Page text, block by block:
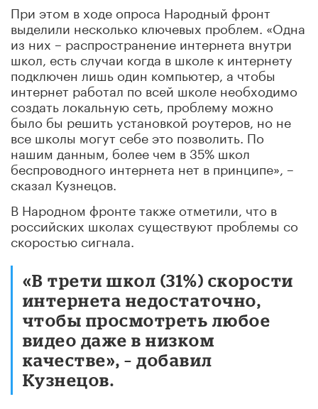
При этом в ходе опроса Народный фронт
выделили несколько ключевых проблем. «Одна
из них – распространение интернета внутри
школ, есть случаи когда в школе к интернету
подключен лишь один компьютер, а чтобы
интернет работал по всей школе необходимо
создать локальную сеть, проблему можно
было бы решить установкой роутеров, но не
все школы могут себе это позволить. По
нашим данным, более чем в 35% школ
беспроводного интернета нет в принципе», –
сказал Кузнецов.
В Народном фронте также отметили, что в
российских школах существуют проблемы со
скоростью сигнала.
«В трети школ (31%) скорости
интернета недостаточно,
чтобы просмотреть любое
видео даже в низком
качестве», – добавил
Кузнецов.